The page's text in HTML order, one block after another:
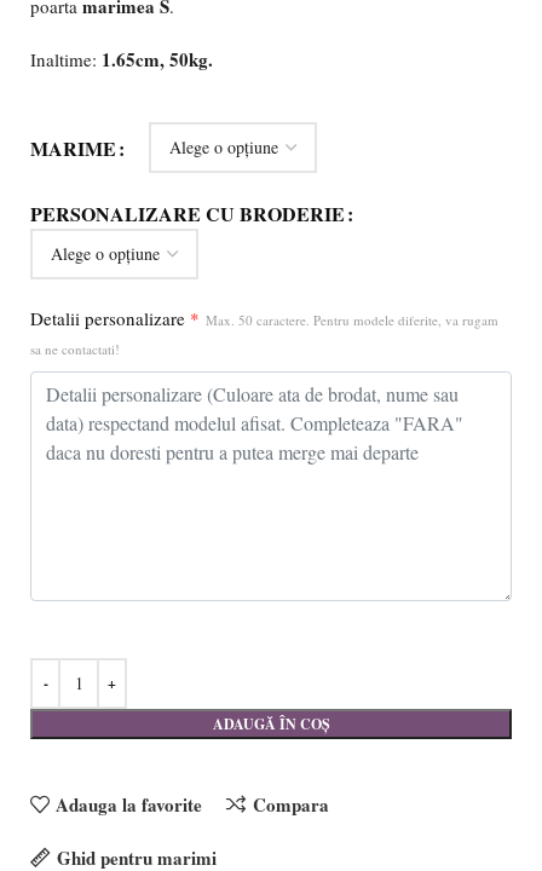
poarta marimea S.
Inaltime: 1.65cm, 50kg.
MARIME
PERSONALIZARE CU BRODERIE
Detalii personalizare * Max. 50 caractere. Pentru modele diferite, va rugam
sa ne contactati!
ADAUGĂ ÎN COȘ
Adauga la favorite
Compara
Ghid pentru marimi